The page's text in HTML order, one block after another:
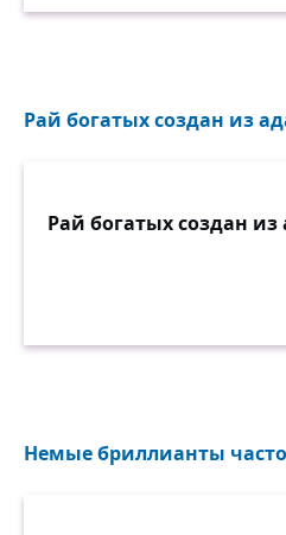
Рай богатых создан из
Рай богатых создан
Немые бриллианты